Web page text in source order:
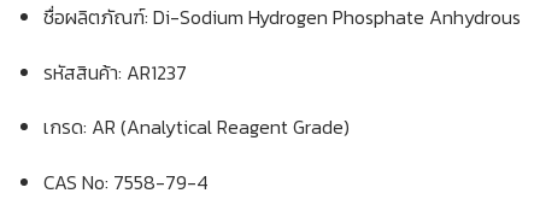
ชื่อผลิตภัณฑ์: Di-Sodium Hydrogen Phosphate Anhydrous
รหัสสินค้า: AR1237
เกรด: AR (Analytical Reagent Grade)
CAS No: 7558-79-4